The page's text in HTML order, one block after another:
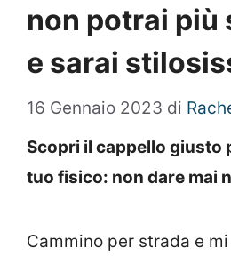
non potrai più
e sarai
16 Gennaio 2023 di
Scopri il cappello giusto
tuo fisico: non dare mai
Cammino per strada e